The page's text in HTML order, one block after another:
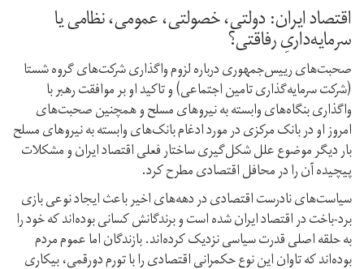
اقتصاد ایران: دولتی، خصولتی، عمومی، نظامی یا
سرمایه‌داریِ رفاقتی؟
صحبت‌های رییس‌جمهوری درباره لزوم واگذاری شرکت‌های گروه شستا
(شرکت سرمایه‌گذاری تامین اجتماعی) و تاکید او بر موافقت رهبر با
واگذاری بنگاه‌های وابسته به نیروهای مسلح و همچنین صحبت‌های
امروز او در بانک مرکزی در مورد ادغام بانک‌های وابسته به نیروهای مسلح
بار دیگر موضوع علل شکل‌گیری ساختار فعلی اقتصاد ایران و مشکلات
پیچیده آن را در محافل اقتصادی مطرح کرد.
سیاست‌های نادرست اقتصادی در دهه‌های اخیر باعث ایجاد نوعی بازی
برد-باخت در اقتصاد ایران شده است و برندگانش کسانی بوده‌اند که خود را
به حلقه اصلی قدرت سیاسی نزدیک کرده‌اند. بازندگان اما عموم مردم
بوده‌اند که تاوان این نوع حکمرانی اقتصادی را با تورم دو‌رقمی، بیکاری